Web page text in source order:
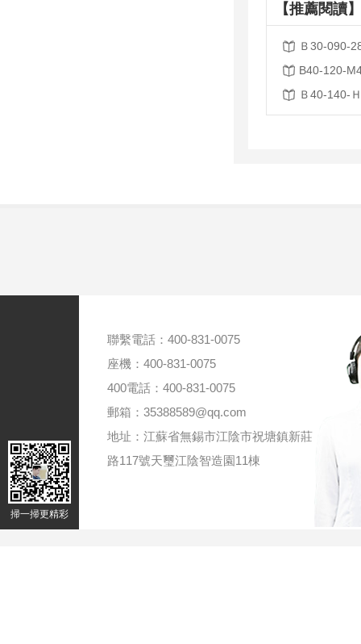
【推薦閱讀
Ｂ30-090-
B40-120-
Ｂ40-140-
掃一掃更精彩
聯繫電話：400-831-0075
座機：400-831-0075
400電話：400-831-0075
郵箱：35388589@qq.com
地址：江蘇省無錫市江陰市祝塘鎮新莊
路117號天璽江陰智造園11棟